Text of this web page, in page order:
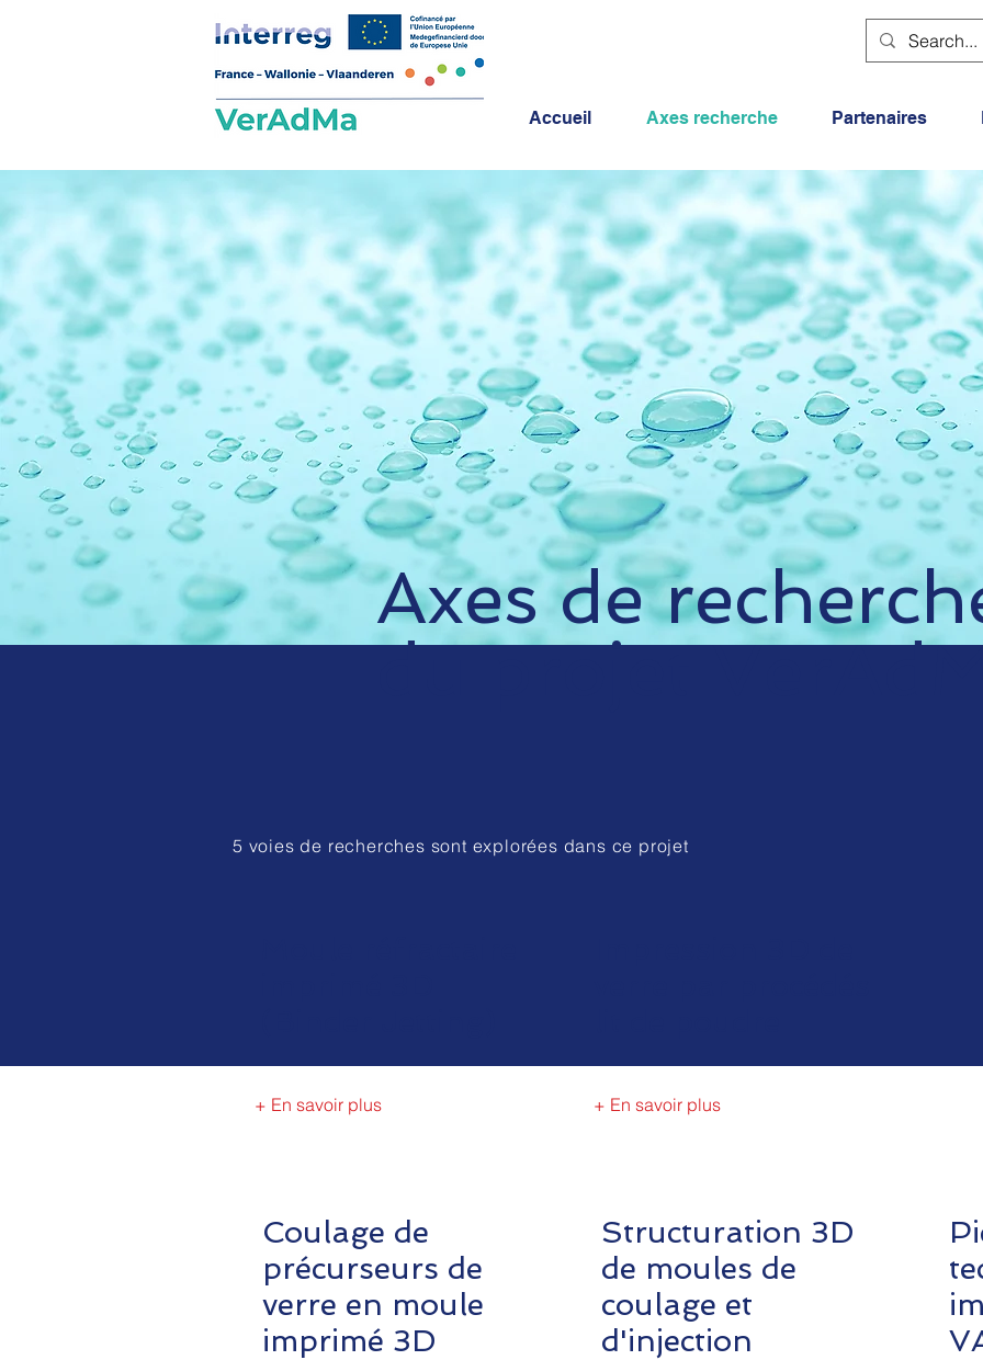
Accueil Axes recherche Partenaires
5 voies de recherches sont explorées dans ce projet
+ En savoir plus
+ En savoir plus
Axes de
du projet
Coulage de
précurseurs de
verre en moule
imprimé 3D
Structuration 3D
de moules de
coulage et
d'injection